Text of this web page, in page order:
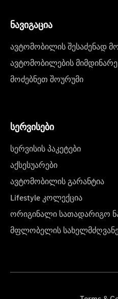
ნავიგაცია
ავტომობილის შესაძენად
ავტომობილების მიმდინარე
მოძებნეთ შოურუმი
სერვისები
სერვისის პაკეტები
აქსესუარები
ავტომობილის გარანტია
Lifestyle კოლექცია
ორიგინალი სათადარიგო
მფლობელის